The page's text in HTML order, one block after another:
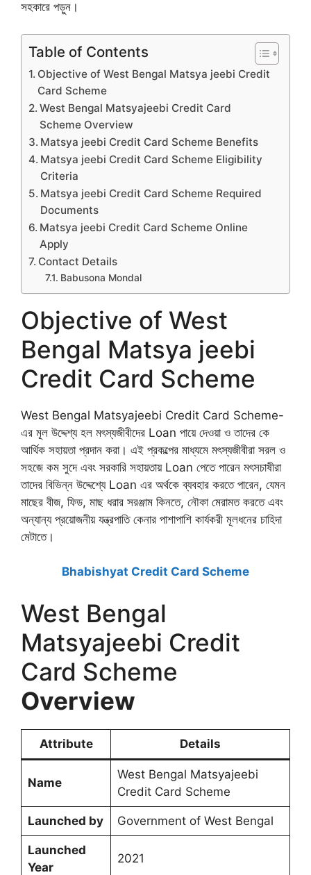
সহকারে পড়ুন।
Table of Contents
Objective of West Bengal Matsya jeebi Credit
Card Scheme
West Bengal Matsyajeebi Credit Card
Scheme Overview
Matsya jeebi Credit Card Scheme Benefits
Matsya jeebi Credit Card Scheme Eligibility
Criteria
Matsya jeebi Credit Card Scheme Required
Documents
Matsya jeebi Credit Card Scheme Online
Apply
Contact Details
Babusona Mondal
Objective of West
Bengal Matsya jeebi
Credit Card Scheme
West Bengal Matsyajeebi Credit Card Scheme-
এর মূল উদ্দেশ্য হল মৎস্যজীবীদের Loan পায়ে দেওয়া ও তাদের কে
আর্থিক সহায়তা প্রদান করা। এই প্রকল্পের মাধ্যমে মৎস্যজীবীরা সরল ও
সহজে কম সুদে এবং সরকারি সহায়তায় Loan পেতে পারেন মৎসচাষীরা
তাদের বিভিন্ন উদ্দেশ্যে Loan এর অর্থকে ব্যবহার করতে পারেন, যেমন
মাছের বীজ, ফিড, মাছ ধরার সরঞ্জাম কিনতে, নৌকা মেরামত করতে এবং
অন্যান্য প্রয়োজনীয় যন্ত্রপাতি কেনার পাশাপাশি কার্যকরী মূলধনের চাহিদা
মেটাতে।
Bhabishyat Credit Card Scheme
West Bengal
Matsyajeebi Credit
Card Scheme
Overview
Attribute Details
Name
West Bengal Matsyajeebi
Credit Card Scheme
Launched by Government of West Bengal
Launched
Year
2021